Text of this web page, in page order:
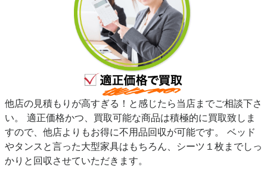
他店の見積もりが高すぎる！と感じたら当店までご相談下さ
い。 適正価格かつ、買取可能な商品は積極的に買取致しま
すので、他店よりもお得に不用品回収が可能です。 ベッド
やタンスと言った大型家具はもちろん、シーツ１枚までしっ
かりと回収させていただきます。